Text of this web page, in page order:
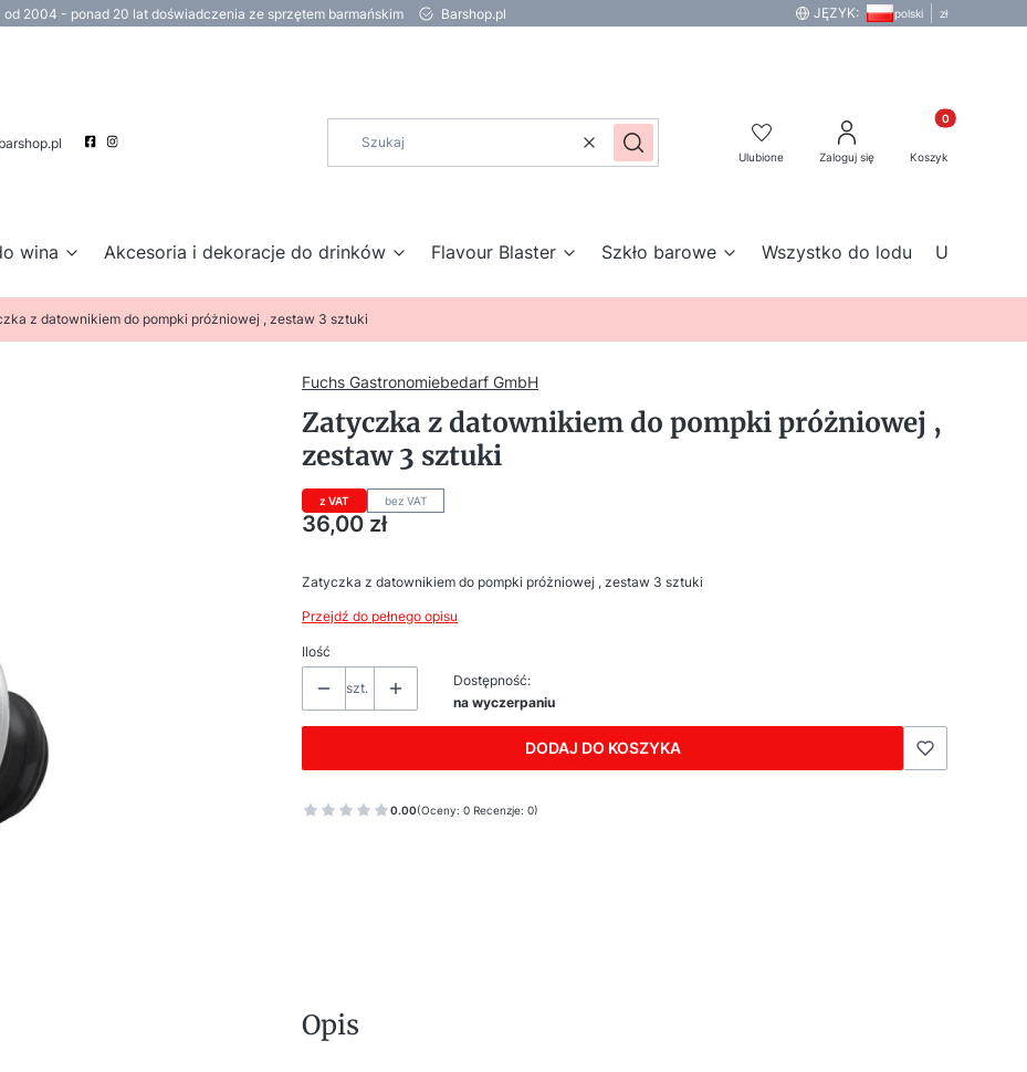
od 2004 - ponad 20 lat doświadczenia ze sprzętem barmańskim Barshop.pl JĘZYK: polski zł
WyczyśćSzukaj Ulubione Zaloguj się
Produkty w
Koszyk
wina Akcesoria i dekoracje do drinków Flavour Blaster Szkło barowe Wszystko do lodu
z datownikiem do pompki próżniowej , zestaw 3 sztuki
Fuchs Gastronomiebedarf GmbH
Zatyczka z datownikiem do pompki próżniowej ,
zestaw 3 sztuki
z VAT bez VAT
Cena
36,00 zł
Zatyczka z datownikiem do pompki próżniowej , zestaw 3 sztuki
Przejdź do pełnego opisu
Ilość
szt.
Dostępność:
na wyczerpaniu
DODAJ DO KOSZYKA
0.00(Oceny: 0 Recenzje: 0)
Opis